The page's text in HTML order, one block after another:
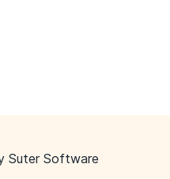
Suter Software